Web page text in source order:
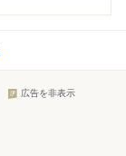
広告を非表示